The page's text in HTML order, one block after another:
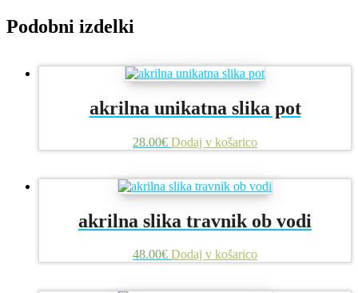
Podobni izdelki
akrilna unikatna slika pot
28.00€ Dodaj v košarico
akrilna slika travnik ob vodi
48.00€ Dodaj v košarico